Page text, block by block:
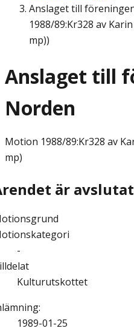
Anslaget till
1988/89:Kr328 av
mp))
Anslaget till
Norden
Motion 1988/89:Kr328 av
mp)
är avslutat
-
Kulturutskottet
:
1989-01-25